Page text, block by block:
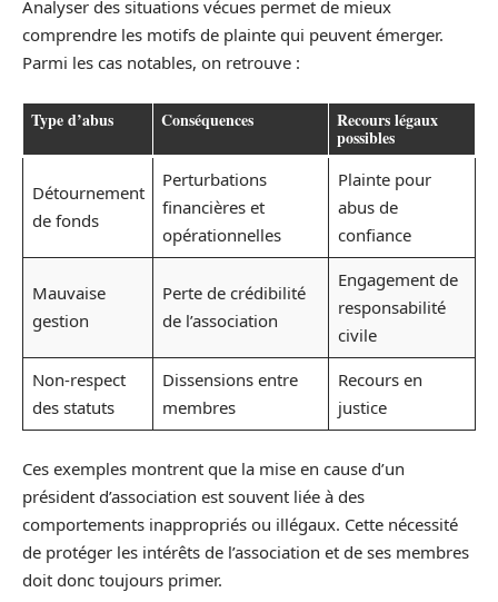
Analyser des situations vécues permet de mieux
comprendre les motifs de plainte qui peuvent émerger.
Parmi les cas notables, on retrouve :
Type d’abus Conséquences Recours légaux
possibles
Détournement
de fonds
Perturbations
financières et
opérationnelles
Plainte pour
abus de
confiance
Mauvaise
gestion
Perte de crédibilité
de l’association
Engagement de
responsabilité
civile
Non-respect
des statuts
Dissensions entre
membres
Recours en
justice
Ces exemples montrent que la mise en cause d’un
président d’association est souvent liée à des
comportements inappropriés ou illégaux. Cette nécessité
de protéger les intérêts de l’association et de ses membres
doit donc toujours primer.